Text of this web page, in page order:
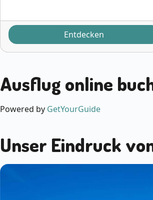
Entdecken
Ausflug online
Powered by GetYourGuide
Unser Eindruck